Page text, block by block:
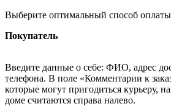
Выберите оптимальный способ
Покупатель
Введите данные о себе: ФИО, адрес
телефона. В поле «Комментарии к
которые могут пригодиться курьеру,
доме считаются справа налево.